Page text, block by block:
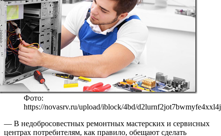
Фото:
https://novasrv.ru/upload/iblock/4bd/
— В недобросовестных ремонтных мастерских и сервисных
центрах потребителям, как правило, обещают сделать